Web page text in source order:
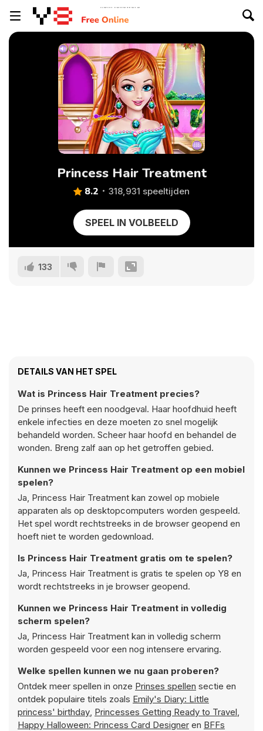
Princess Hair Treatment
8.2 318,931 speeltijden
SPEEL IN VOLBEELD
133
DETAILS VAN HET SPEL
Wat is Princess Hair Treatment precies?
De prinses heeft een noodgeval. Haar hoofdhuid heeft
enkele infecties en deze moeten zo snel mogelijk
behandeld worden. Scheer haar hoofd en behandel de
wonden. Breng zalf aan op het getroffen gebied.
Kunnen we Princess Hair Treatment op een mobiel
spelen?
Ja, Princess Hair Treatment kan zowel op mobiele
apparaten als op desktopcomputers worden gespeeld.
Het spel wordt rechtstreeks in de browser geopend en
hoeft niet te worden gedownload.
Is Princess Hair Treatment gratis om te spelen?
Ja, Princess Hair Treatment is gratis te spelen op Y8 en
wordt rechtstreeks in je browser geopend.
Kunnen we Princess Hair Treatment in volledig
scherm spelen?
Ja, Princess Hair Treatment kan in volledig scherm
worden gespeeld voor een nog intensere ervaring.
Welke spellen kunnen we nu gaan proberen?
Ontdek meer spellen in onze Prinses spellen sectie en
ontdek populaire titels zoals Emily's Diary: Little
princess' birthday, Princesses Getting Ready to Travel,
Happy Halloween: Princess Card Designer en BFFs